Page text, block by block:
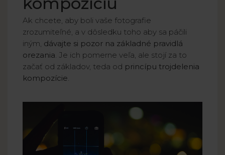
Ak chcete, aby boli vaše fotografie
zrozumiteľné, a v dôsledku toho aby sa páčili
iným, dávajte si pozor na základné pravidlá
orezania. Je ich pomerne veľa, ale stojí za to
začať od základov, teda od princípu trojdelenia
kompozície.